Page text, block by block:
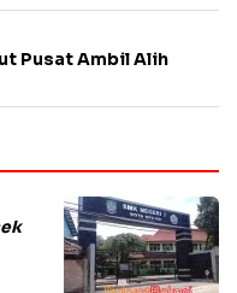
Pusat Ambil Alih